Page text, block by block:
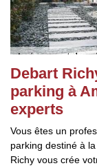
Debart
parking à
experts
Vous êtes un
parking destiné à
Richy vous crée